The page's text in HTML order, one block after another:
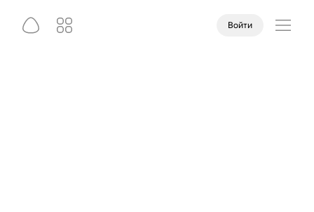
Войти